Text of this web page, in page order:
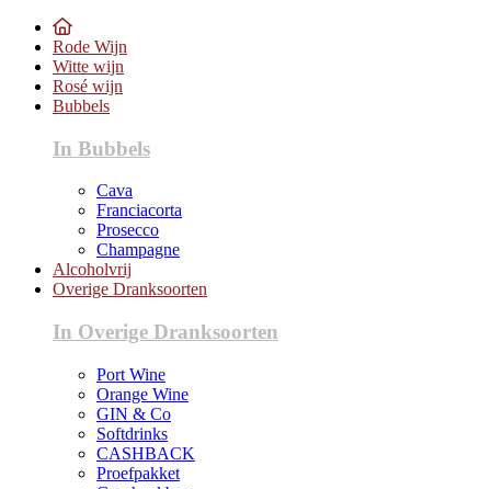
Rode Wijn
Witte wijn
Rosé wijn
Bubbels
In Bubbels
Cava
Franciacorta
Prosecco
Champagne
Alcoholvrij
Overige Dranksoorten
In Overige Dranksoorten
Port Wine
Orange Wine
GIN & Co
Softdrinks
CASHBACK
Proefpakket